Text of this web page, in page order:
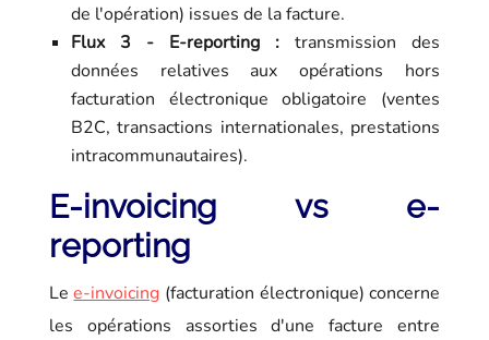
de l'opération) issues de la facture.
Flux 3 - E-reporting : transmission des
données relatives aux opérations hors
facturation électronique obligatoire (ventes
B2C, transactions internationales, prestations
intracommunautaires).
E-invoicing vs e-
reporting
Lee-invoicing (facturation électronique) concerne
les opérations assorties d'une facture entre